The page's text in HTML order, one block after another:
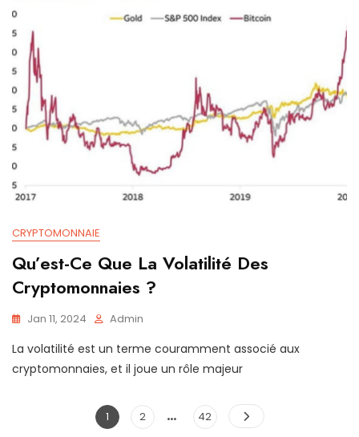
CRYPTOMONNAIE
Qu’est-Ce Que La Volatilité Des
Cryptomonnaies ?
Jan 11, 2024 Admin
La volatilité est un terme couramment associé aux
cryptomonnaies, et il joue un rôle majeur
Pagination
Page
1 Page
2 … Page
42